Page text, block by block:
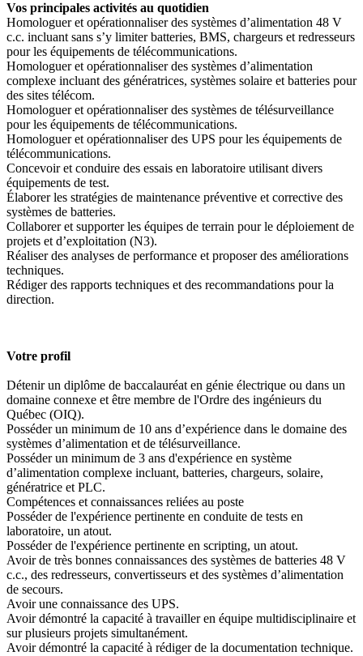
Vos principales activités au quotidien
Homologuer et opérationnaliser des systèmes d’alimentation 48 V
c.c. incluant sans s’y limiter batteries, BMS, chargeurs et redresseurs
pour les équipements de télécommunications.
Homologuer et opérationnaliser des systèmes d’alimentation
complexe incluant des génératrices, systèmes solaire et batteries pour
des sites télécom.
Homologuer et opérationnaliser des systèmes de télésurveillance
pour les équipements de télécommunications.
Homologuer et opérationnaliser des UPS pour les équipements de
télécommunications.
Concevoir et conduire des essais en laboratoire utilisant divers
équipements de test.
Élaborer les stratégies de maintenance préventive et corrective des
systèmes de batteries.
Collaborer et supporter les équipes de terrain pour le déploiement de
projets et d’exploitation (N3).
Réaliser des analyses de performance et proposer des améliorations
techniques.
Rédiger des rapports techniques et des recommandations pour la
direction.
Votre profil
Détenir un diplôme de baccalauréat en génie électrique ou dans un
domaine connexe et être membre de l'Ordre des ingénieurs du
Québec (OIQ).
Posséder un minimum de 10 ans d’expérience dans le domaine des
systèmes d’alimentation et de télésurveillance.
Posséder un minimum de 3 ans d'expérience en système
d’alimentation complexe incluant, batteries, chargeurs, solaire,
génératrice et PLC.
Compétences et connaissances reliées au poste
Posséder de l'expérience pertinente en conduite de tests en
laboratoire, un atout.
Posséder de l'expérience pertinente en scripting, un atout.
Avoir de très bonnes connaissances des systèmes de batteries 48 V
c.c., des redresseurs, convertisseurs et des systèmes d’alimentation
de secours.
Avoir une connaissance des UPS.
Avoir démontré la capacité à travailler en équipe multidisciplinaire et
sur plusieurs projets simultanément.
Avoir démontré la capacité à rédiger de la documentation technique.